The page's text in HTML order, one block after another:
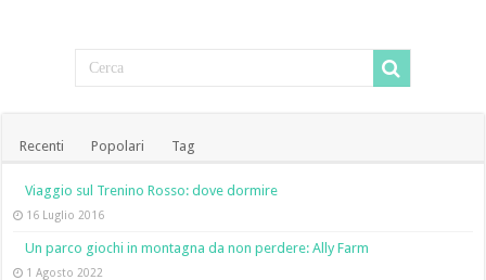
Recenti Popolari Tag
Viaggio sul Trenino Rosso: dove dormire
16 Luglio 2016
Un parco giochi in montagna da non perdere: Ally Farm
1 Agosto 2022